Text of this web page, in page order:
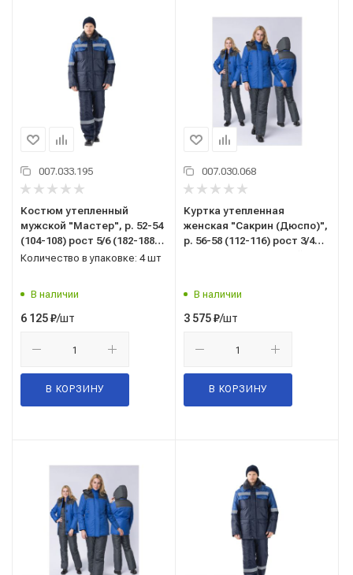
007.033.195
Костюм утепленный
мужской "Мастер", р. 52-54
(104-108) рост 5/6 (182-188),
(куртка/полукомбинезон),
Количество в упаковке: 4 шт
В наличии
6 125₽/шт
В КОРЗИНУ
007.030.068
Куртка утепленная
женская "Сакрин (Дюспо)",
р. 56-58 (112-116) рост 3/4
В наличии
3 575₽/шт
В КОРЗИНУ